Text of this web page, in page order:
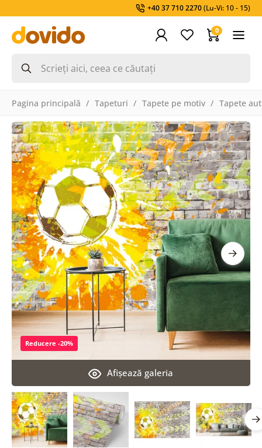
+40 37 710 2270(Lu-Vi: 10 - 15)
0
Pagina principală Tapeturi Tapete pe motiv Tapete
Afişează galeria
Reducere -20%